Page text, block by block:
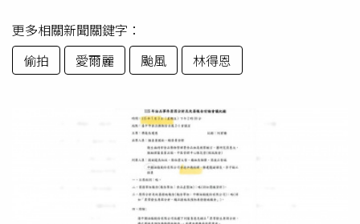
更多相關新聞關鍵字：
偷拍
愛爾麗 颱風 林得恩